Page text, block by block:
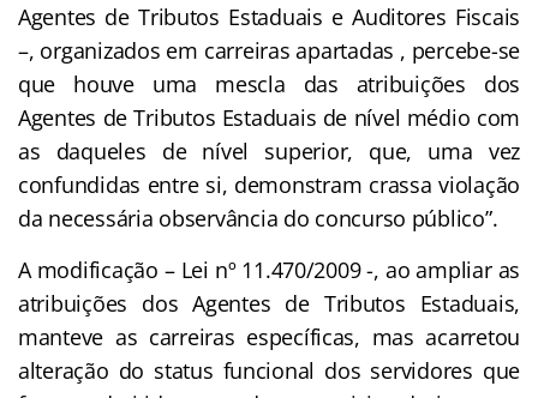
Agentes de Tributos Estaduais e Auditores Fiscais
–, organizados em carreiras apartadas , percebe-se
que houve uma mescla das atribuições dos
Agentes de Tributos Estaduais de nível médio com
as daqueles de nível superior, que, uma vez
confundidas entre si, demonstram crassa violação
da necessária observância do concurso público”.
A modificação – Lei nº 11.470/2009 -, ao ampliar as
atribuições dos Agentes de Tributos Estaduais,
manteve as carreiras específicas, mas acarretou
alteração do status funcional dos servidores que